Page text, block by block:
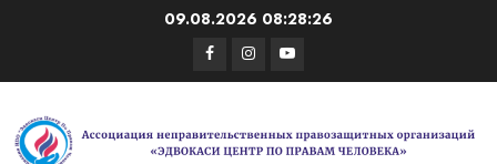
09.08.2026 08:28:26
Facebook
Instagram
Youtube